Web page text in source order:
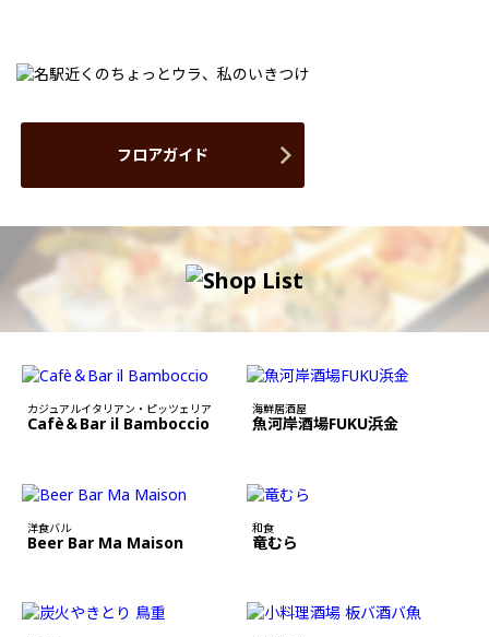
フロアガイド
カジュアルイタリアン・ピッツェリア
Cafè＆Bar il Bamboccio
海鮮居酒屋
魚河岸酒場FUKU浜金
洋食バル
Beer Bar Ma Maison
和食
竜むら